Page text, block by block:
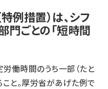
例措置）は、シフ
門ごとの「短時間
働時間のうち一部（たと
と。厚労省があげた例で